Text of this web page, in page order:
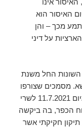
האיסור אינו
האיסור הוא
מכך – והן
על דיני
השונות החל משנת
מסמכים שצורפו
לעתירה כוללים את פנייתה של העותרת מיום 11.7.2021 לשרי
הכפר, בה ביקשה
חקיקתי אשר